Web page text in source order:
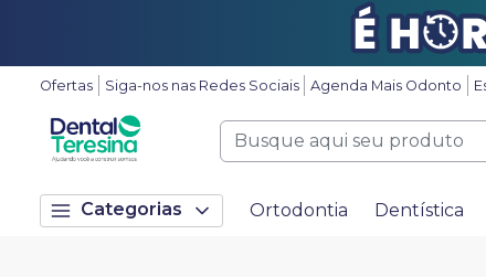
Ofertas Siga-nos nas Redes Sociais Agenda Mais Odonto
Categorias Ortodontia Dentística